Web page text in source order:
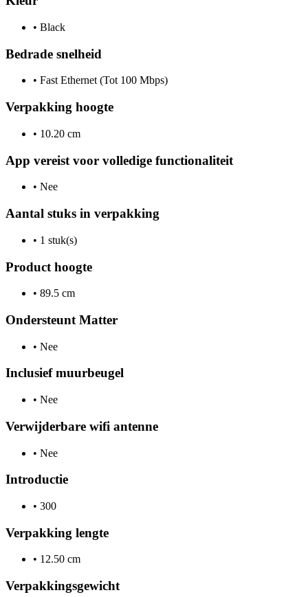
• Black
Bedrade snelheid
• Fast Ethernet (Tot 100 Mbps)
Verpakking hoogte
• 10.20 cm
App vereist voor volledige functionaliteit
• Nee
Aantal stuks in verpakking
• 1 stuk(s)
Product hoogte
• 89.5 cm
Ondersteunt Matter
• Nee
Inclusief muurbeugel
• Nee
Verwijderbare wifi antenne
• Nee
Introductie
• 300
Verpakking lengte
• 12.50 cm
Verpakkingsgewicht